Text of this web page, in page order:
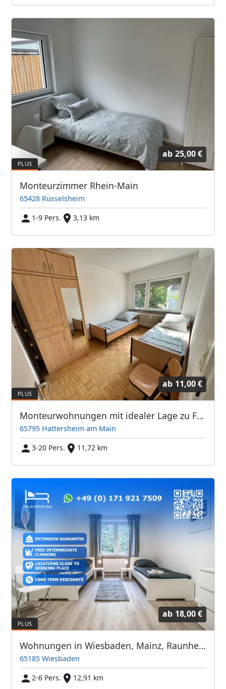
ab 25,00 €
Monteurzimmer Rhein-Main
65428 Rüsselsheim
1-9 Pers.
3,13 km
ab 11,00 €
Monteurwohnungen mit idealer Lage zu Frankfurt / Flugahfen
65795 Hattersheim am Main
3-20 Pers.
11,72 km
ab 18,00 €
Wohnungen in Wiesbaden, Mainz, Raunheim und Umgebung
65185 Wiesbaden
2-6 Pers.
12,91 km